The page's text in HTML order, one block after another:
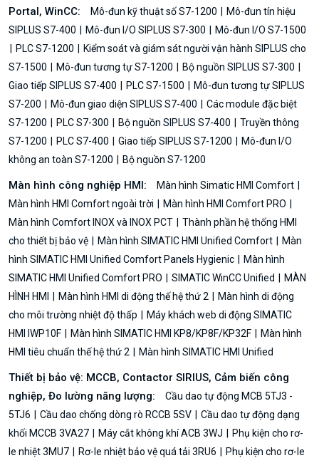
Portal, WinCC:
Mô-đun kỹ thuật số S7-1200
Mô-đun tín hiệu
SIPLUS S7-400
Mô-đun I/O SIPLUS S7-300
Mô-đun I/O S7-1500
PLC S7-1200
Kiểm soát và giám sát người vận hành SIPLUS cho
S7-1500
Mô-đun tương tự S7-1200
Bộ nguồn SIPLUS S7-300
Giao tiếp SIPLUS S7-400
PLC S7-1500
Mô-đun tương tự SIPLUS
S7-200
Mô-đun giao diện SIPLUS S7-400
Các module đặc biệt
S7-1200
PLC S7-300 Bộ nguồn SIPLUS S7-400
Truyền thông
S7-1200
PLC S7-400 Giao tiếp SIPLUS S7-1200
Mô-đun I/O
không an toàn S7-1200
Bộ nguồn S7-1200
Màn hình công nghiệp HMI:
Màn hình Simatic HMI Comfort
Màn hình HMI Comfort ngoài trời
Màn hình HMI Comfort PRO
Màn hình Comfort INOX và INOX PCT
Thành phần hệ thống HMI
cho thiết bị bảo vệ
Màn hình SIMATIC HMI Unified Comfort
Màn
hình SIMATIC HMI Unified Comfort Panels Hygienic
Màn hình
SIMATIC HMI Unified Comfort PRO
SIMATIC WinCC Unified
MÀN
HÌNH HMI
Màn hình HMI di động thế hệ thứ 2
Màn hình di động
cho môi trường nhiệt độ thấp
Máy khách web di động SIMATIC
HMI IWP10F
Màn hình SIMATIC HMI KP8/KP8F/KP32F
Màn hình
HMI tiêu chuẩn thế hệ thứ 2
Màn hình SIMATIC HMI Unified
Thiết bị bảo vệ: MCCB, Contactor SIRIUS, Cảm biến công
nghiệp, Đo lường năng lượng:
Cầu dao tự động MCB 5TJ3 -
5TJ6
Cầu dao chống dòng rò RCCB 5SV
Cầu dao tự động dạng
khối MCCB 3VA27
Máy cắt không khí ACB 3WJ
Phụ kiện cho rơ-
le nhiệt 3MU7
Rơ-le nhiệt bảo vệ quá tải 3RU6
Phụ kiện cho rơ-le